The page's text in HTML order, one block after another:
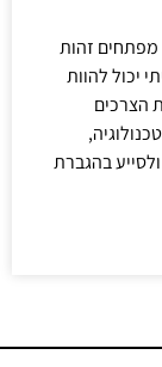
מפתחים זהות
יכול להוות
הצרכים
בהגברת